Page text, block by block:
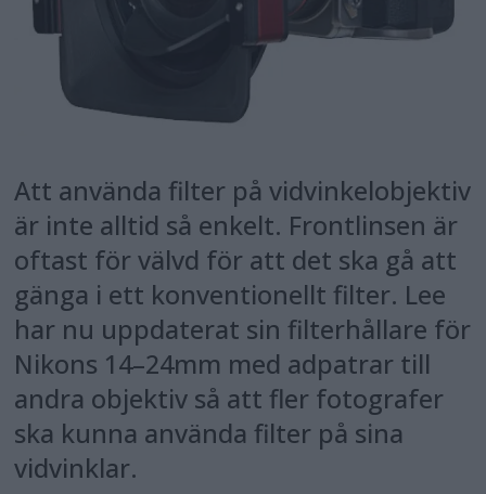
Att använda filter på vidvinkelobjektiv
är inte alltid så enkelt. Frontlinsen är
oftast för välvd för att det ska gå att
gänga i ett konventionellt filter. Lee
har nu uppdaterat sin filterhållare för
Nikons 14–24mm med adpatrar till
andra objektiv så att fler fotografer
ska kunna använda filter på sina
vidvinklar.